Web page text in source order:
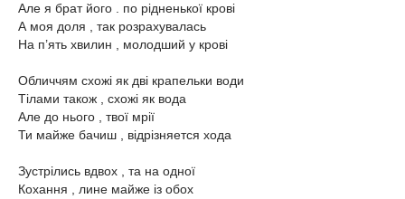
Але я брат його . по рідненької крові
А моя доля , так розрахувалась
На п’ять хвилин , молодший у крові
Обличчям схожі як дві крапельки води
Тілами також , схожі як вода
Але до нього , твої мрії
Ти майже бачиш , відрізняется хода
Зустрілись вдвох , та на одної
Кохання , лине майже із обох